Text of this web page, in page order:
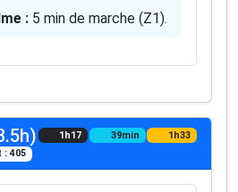
: 5 min de marche (Z1).
1h17 39min
1h33
405